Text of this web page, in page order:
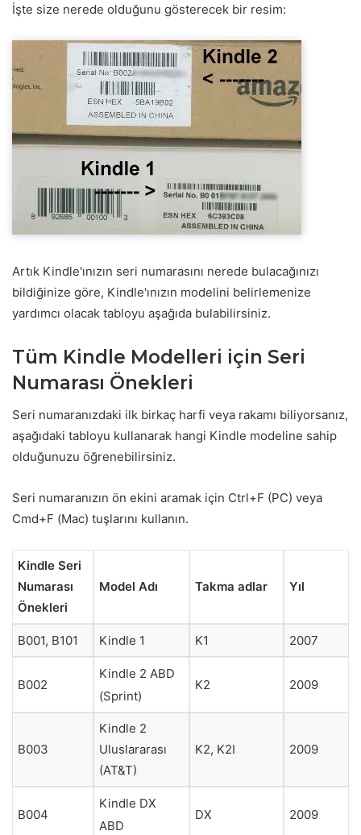
İşte size nerede olduğunu gösterecek bir resim:
Artık Kindle'ınızın seri numarasını nerede bulacağınızı
bildiğinize göre, Kindle'ınızın modelini belirlemenize
yardımcı olacak tabloyu aşağıda bulabilirsiniz.
Tüm Kindle Modelleri için Seri
Numarası Önekleri
Seri numaranızdaki ilk birkaç harfi veya rakamı biliyorsanız,
aşağıdaki tabloyu kullanarak hangi Kindle modeline sahip
olduğunuzu öğrenebilirsiniz.
Seri numaranızın ön ekini aramak için Ctrl+F (PC) veya
Cmd+F (Mac) tuşlarını kullanın.
Kindle Seri
Numarası
Önekleri
Model Adı Takma adlar Yıl
B001, B101 Kindle 1 K1 2007
B002
Kindle 2 ABD
(Sprint)
K2 2009
B003
Kindle 2
Uluslararası
(AT&T)
K2, K2I 2009
B004
Kindle DX
ABD
DX 2009